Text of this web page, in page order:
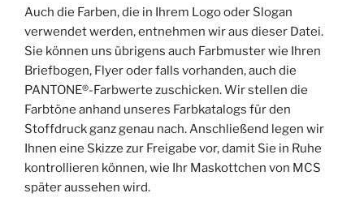
Auch die Farben, die in Ihrem Logo oder Slogan
verwendet werden, entnehmen wir aus dieser Datei.
Sie können uns übrigens auch Farbmuster wie Ihren
Briefbogen, Flyer oder falls vorhanden, auch die
PANTONE®-Farbwerte zuschicken. Wir stellen die
Farbtöne anhand unseres Farbkatalogs für den
Stoffdruck ganz genau nach. Anschließend legen wir
Ihnen eine Skizze zur Freigabe vor, damit Sie in Ruhe
kontrollieren können, wie Ihr Maskottchen von MCS
später aussehen wird.